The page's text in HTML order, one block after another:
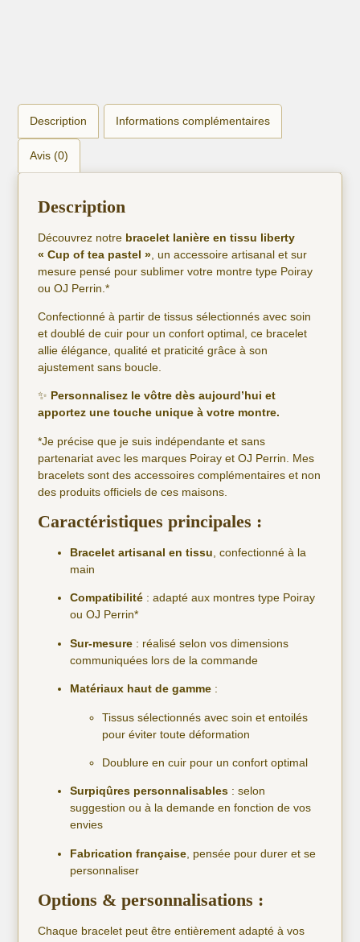
Description Informations complémentaires
Avis (0)
Description
Découvrez notre bracelet lanière en tissu liberty
« Cup of tea pastel » , un accessoire artisanal et sur
mesure pensé pour sublimer votre montre type Poiray
ou OJ Perrin.*
Confectionné à partir de tissus sélectionnés avec soin
et doublé de cuir pour un confort optimal, ce bracelet
allie élégance, qualité et praticité grâce à son
ajustement sans boucle.
✨ Personnalisez le vôtre dès aujourd’hui et
apportez une touche unique à votre montre.
*Je précise que je suis indépendante et sans
partenariat avec les marques Poiray et OJ Perrin. Mes
bracelets sont des accessoires complémentaires et non
des produits officiels de ces maisons.
Caractéristiques principales :
Bracelet artisanal en tissu , confectionné à la
main
Compatibilité : adapté aux montres type Poiray
ou OJ Perrin*
Sur-mesure : réalisé selon vos dimensions
communiquées lors de la commande
Matériaux haut de gamme :
Tissus sélectionnés avec soin et entoilés
pour éviter toute déformation
Doublure en cuir pour un confort optimal
Surpiqûres personnalisables : selon
suggestion ou à la demande en fonction de vos
envies
Fabrication française , pensée pour durer et se
personnaliser
Options & personnalisations :
Chaque bracelet peut être entièrement adapté à vos